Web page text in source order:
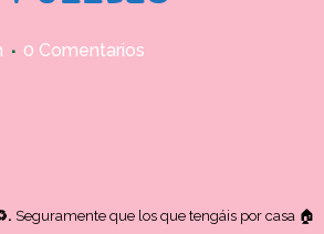
0 Comentarios
Seguramente que los que tengáis por casa 🏠